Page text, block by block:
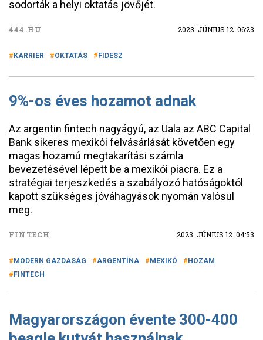
sodorták a helyi oktatás jövőjét.
444.HU 2023. JÚNIUS 12. 06:23
KARRIER OKTATÁS FIDESZ
9%-os éves hozamot adnak
Az argentin fintech nagyágyú, az Uala az ABC Capital
Bank sikeres mexikói felvásárlását követően egy
magas hozamú megtakarítási számla
bevezetésével lépett be a mexikói piacra. Ez a
stratégiai terjeszkedés a szabályozó hatóságoktól
kapott szükséges jóváhagyások nyomán valósul
meg.
FINTECH 2023. JÚNIUS 12. 04:53
MODERN GAZDASÁG ARGENTÍNA MEXIKÓ
HOZAM
FINTECH
Magyarországon évente 300-400